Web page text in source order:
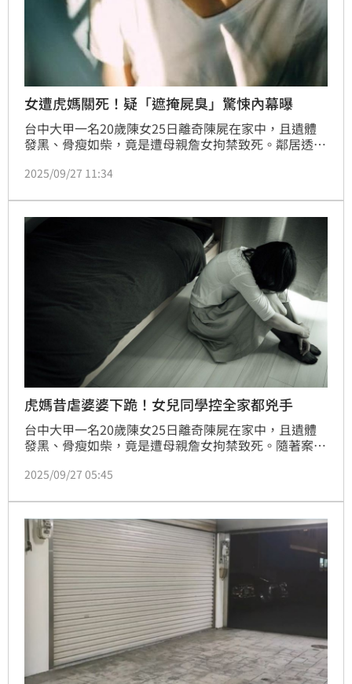
女遭虎媽關死！疑「遮掩屍臭」驚悚內幕曝
台中大甲一名20歲陳女25日離奇陳屍在家中，且遺體
發黑、骨瘦如柴，竟是遭母親詹女拘禁致死。鄰居透
樟腦味，懷疑是陳家刻意掩蓋屍臭。
2025/09/27 11:34
虎媽昔虐婆婆下跪！女兒同學控全家都兇手
台中大甲一名20歲陳女25日離奇陳屍在家中，且遺體
發黑、骨瘦如柴，竟是遭母親詹女拘禁致死。隨著案情
手」；虎媽黑歷史也被起底，23年前就曾因毆打婆婆在
2025/09/27 05:45